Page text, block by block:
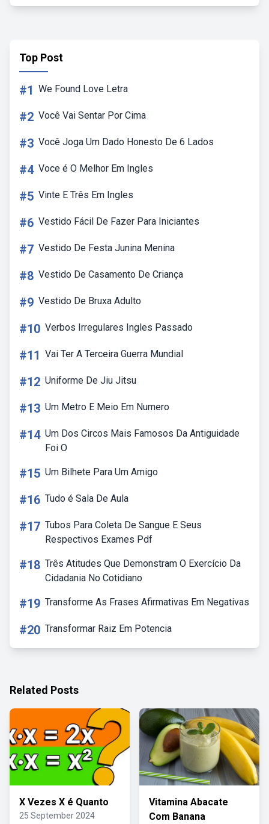
Top Post
#1 We Found Love Letra
#2 Você Vai Sentar Por Cima
#3 Você Joga Um Dado Honesto De 6 Lados
#4 Voce é O Melhor Em Ingles
#5 Vinte E Três Em Ingles
#6 Vestido Fácil De Fazer Para Iniciantes
#7 Vestido De Festa Junina Menina
#8 Vestido De Casamento De Criança
#9 Vestido De Bruxa Adulto
#10 Verbos Irregulares Ingles Passado
#11 Vai Ter A Terceira Guerra Mundial
#12 Uniforme De Jiu Jitsu
#13 Um Metro E Meio Em Numero
#14 Um Dos Circos Mais Famosos Da Antiguidade
Foi O
#15 Um Bilhete Para Um Amigo
#16 Tudo é Sala De Aula
#17 Tubos Para Coleta De Sangue E Seus
Respectivos Exames Pdf
#18 Três Atitudes Que Demonstram O Exercício Da
Cidadania No Cotidiano
#19 Transforme As Frases Afirmativas Em Negativas
#20 Transformar Raiz Em Potencia
Related Posts
X Vezes X é Quanto
25 September 2024
Vitamina Abacate
Com Banana